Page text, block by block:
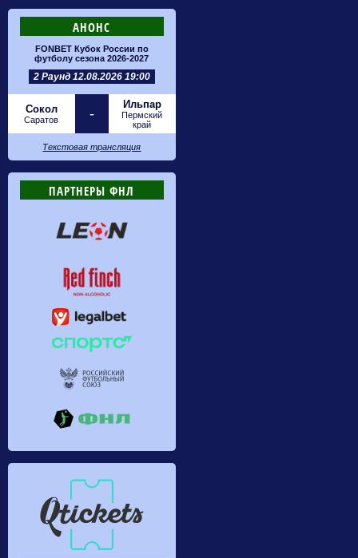
АНОНС
FONBET Кубок России по
футболу сезона 2026-2027
2 Раунд 12.08.2026 19:00
Сокол
Саратов -
Ильпар
Пермский
край
Текстовая трансляция
ПАРТНЕРЫ ФНЛ